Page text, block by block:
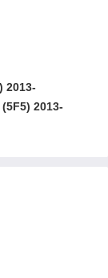
2013-
2013-